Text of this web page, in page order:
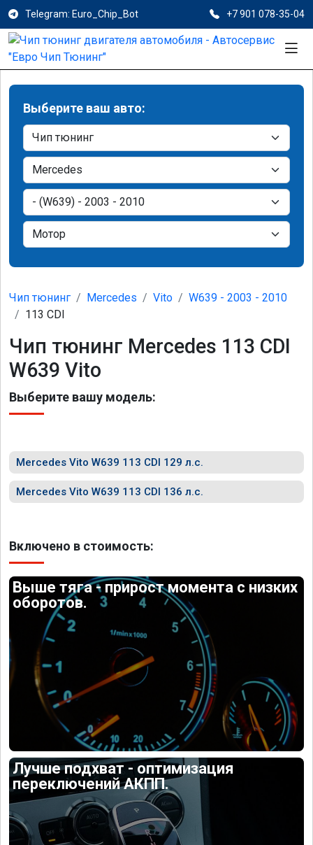
Telegram: Euro_Chip_Bot +7 901 078-35-04
Выберите ваш авто:
Чип тюнинг Mercedes Vito
W639 - 2003 - 2010
113 CDI
Чип тюнинг Mercedes 113 CDI
W639 Vito
Выберите вашу модель:
Mercedes Vito W639 113 CDI 129 л.с.
Mercedes Vito W639 113 CDI 136 л.с.
Включено в стоимость:
Выше тяга - прирост момента с низких
оборотов.
Лучше подхват - оптимизация
переключений АКПП.